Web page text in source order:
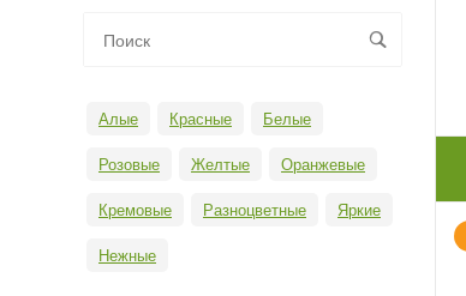
Алые Красные
Белые
Розовые
Желтые
Оранжевые
Кремовые
Разноцветные
Яркие
Нежные